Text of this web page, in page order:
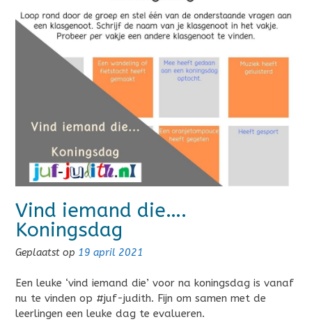
Vind iemand die….
Koningsdag
Geplaatst op 19 april 2021
Een leuke ‘vind iemand die’ voor na koningsdag is vanaf
nu te vinden op #juf-judith. Fijn om samen met de
leerlingen een leuke dag te evalueren.